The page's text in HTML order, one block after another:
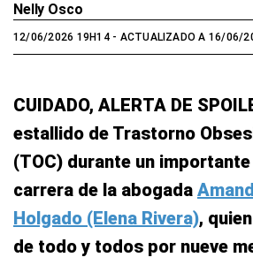
Nelly Osco
12/06/2026 19H14- ACTUALIZADO A 16/06/
CUIDADO, ALERTA DE
estallido de Trastorno
(TOC) durante un
carrera de la abogada
Holgado (Elena Rivera),
de todo y todos por nueve